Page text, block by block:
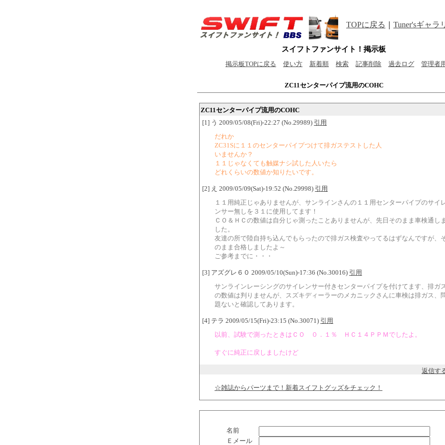
TOPに戻る Tuner'sギャラ
スイフトファンサイト！掲示板
掲示板TOPに戻る 使い方 新着順 検索 記事削除 過去ログ 管理者
ZC11センターパイプ流用のCOHC
ZC11センターパイプ流用のCOHC
[1] う 2009/05/08(Fri)-22:27 (No.29989) 引用
だれか
ZC31Sに１１のセンターパイプつけて排ガステストした人
いませんか？
１１じゃなくても触媒ナシ試した人いたら
どれくらいの数値か知りたいです。
[2] え 2009/05/09(Sat)-19:52 (No.29998) 引用
１１用純正じゃありませんが、サンラインさんの１１用センターパイプのサイ
ンサー無しを３１に使用してます！
ＣＯ＆ＨＣの数値は自分じゃ測ったことありませんが、先日そのまま車検通しま
した。
友達の所で陸自持ち込んでもらったので排ガス検査やってるはずなんですが、
のまま合格しましたよ～
ご参考までに・・・
[3] アズグレ６０ 2009/05/10(Sun)-17:36 (No.30016) 引用
サンラインレーシングのサイレンサー付きセンターパイプを付けてます、排ガ
の数値は判りませんが、スズキディーラーのメカニックさんに車検は排ガス、
題ないと確認してあります。
[4] テラ 2009/05/15(Fri)-23:15 (No.30071) 引用
以前、試験で測ったときはＣＯ ０．１％ ＨＣ１４ＰＰＭでしたよ。
すぐに純正に戻しましたけど
返信す
☆雑誌からパーツまで！新着スイフトグッズをチェック！
名前
Ｅメール